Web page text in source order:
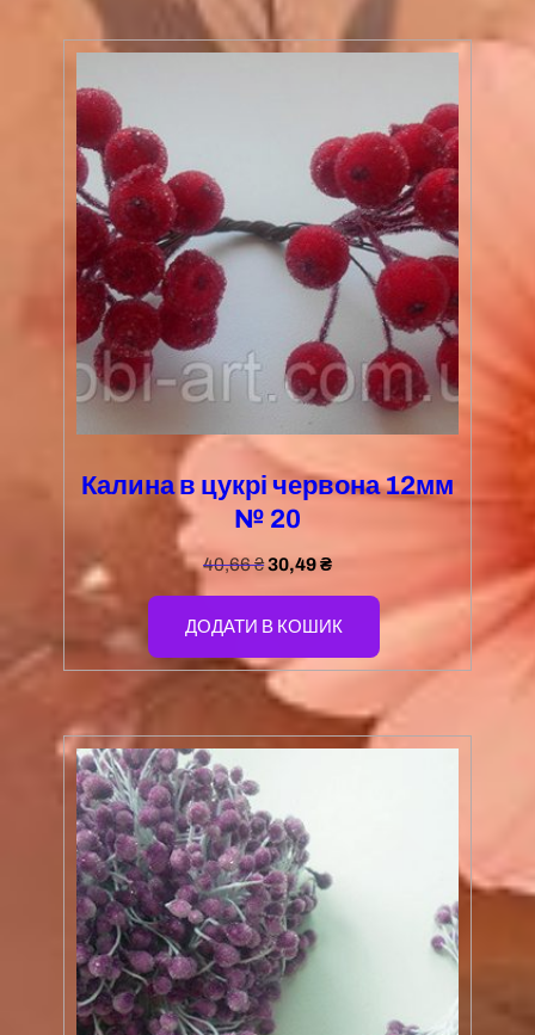
Калина в цукрі червона 12мм
№ 20
40,66₴30,49₴
ДОДАТИ В КОШИК